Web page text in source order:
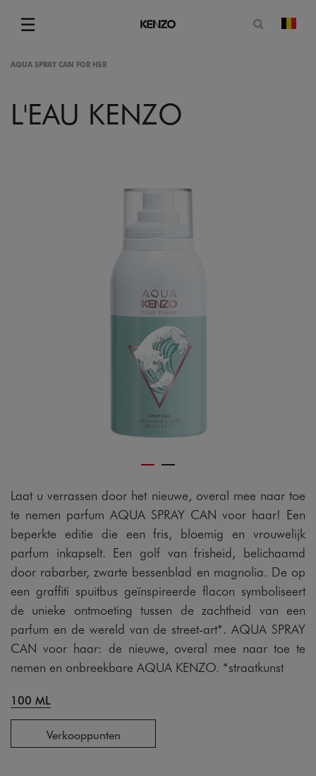
☰
Menu
Open
AQUA SPRAY CAN FOR HER
L'EAU KENZO
Laat u verrassen door het nieuwe, overal mee naar toe
te nemen parfum AQUA SPRAY CAN voor haar! Een
beperkte editie die een fris, bloemig en vrouwelijk
parfum inkapselt. Een golf van frisheid, belichaamd
door rabarber, zwarte bessenblad en magnolia. De op
een graffiti spuitbus geïnspireerde flacon symboliseert
de unieke ontmoeting tussen de zachtheid van een
parfum en de wereld van de street-art*. AQUA SPRAY
CAN voor haar: de nieuwe, overal mee naar toe te
nemen en onbreekbare AQUA KENZO. *straatkunst
100 ML
Verkooppunten